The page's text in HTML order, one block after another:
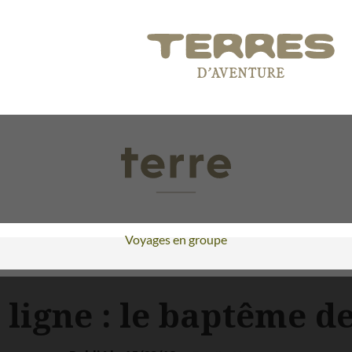
Voyages en groupe
: le baptême